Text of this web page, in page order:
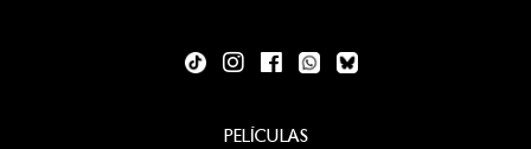
PELÍCULAS